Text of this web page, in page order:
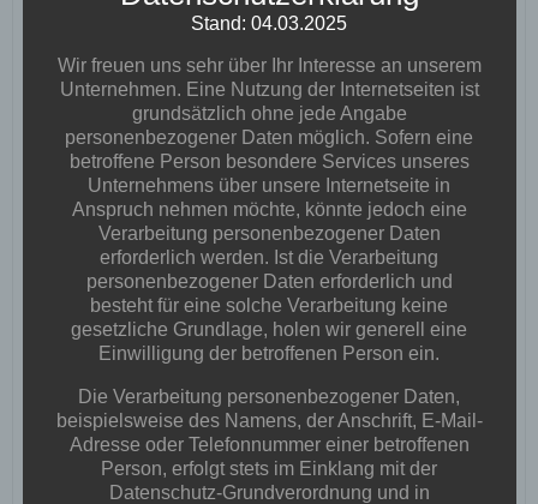
Stand: 04.03.2025
Wir freuen uns sehr über Ihr Interesse an unserem
Unternehmen. Eine Nutzung der Internetseiten ist
grundsätzlich ohne jede Angabe
personenbezogener Daten möglich. Sofern eine
betroffene Person besondere Services unseres
Unternehmens über unsere Internetseite in
Anspruch nehmen möchte, könnte jedoch eine
Verarbeitung personenbezogener Daten
erforderlich werden. Ist die Verarbeitung
personenbezogener Daten erforderlich und
besteht für eine solche Verarbeitung keine
gesetzliche Grundlage, holen wir generell eine
Einwilligung der betroffenen Person ein.
Die Verarbeitung personenbezogener Daten,
beispielsweise des Namens, der Anschrift, E-Mail-
Adresse oder Telefonnummer einer betroffenen
Person, erfolgt stets im Einklang mit der
Datenschutz-Grundverordnung und in